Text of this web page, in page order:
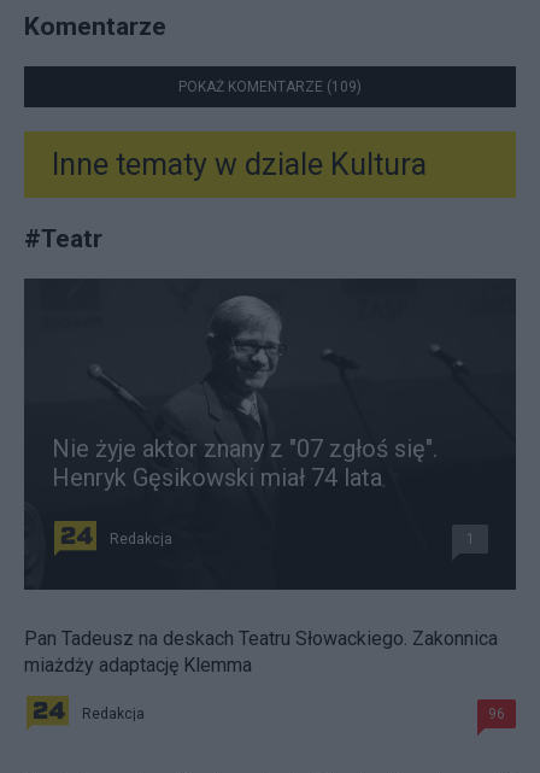
Komentarze
POKAŻ KOMENTARZE (109)
Inne tematy w dziale Kultura
#Teatr
Nie żyje aktor znany z "07 zgłoś się".
Henryk Gęsikowski miał 74 lata
Redakcja 1
Pan Tadeusz na deskach Teatru Słowackiego. Zakonnica
miażdży adaptację Klemma
Redakcja 96